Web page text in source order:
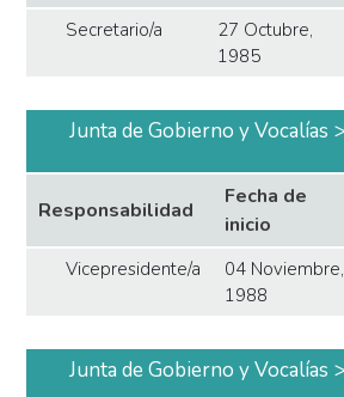
Secretario/a
27 Octubre,
1985
Junta de Gobierno y Vocalías
Responsabilidad
Fecha de
inicio
Vicepresidente/a
04 Noviembre,
1988
Junta de Gobierno y Vocalías